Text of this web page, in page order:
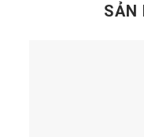
SẢN